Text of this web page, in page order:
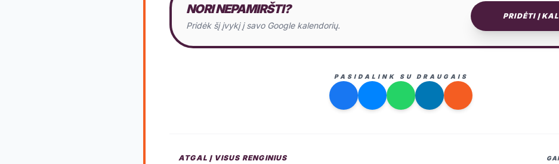
NORI NEPAMIRŠTI?
Pridėk šį įvykį į savo Google kalendorių.
PRIDĖTI Į
PASIDALINK SU DRAUGAIS
ATGAL Į VISUS RENGINIUS